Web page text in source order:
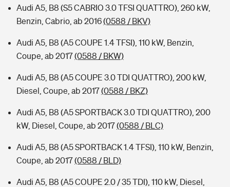
Audi A5, B8 (S5 CABRIO 3.0 TFSI QUATTRO), 260 kW,
Benzin, Cabrio, ab 2016(0588 / BKV)
Audi A5, B8 (A5 COUPE 1.4 TFSI), 110 kW, Benzin,
Coupe, ab 2017(0588 / BKW)
Audi A5, B8 (A5 COUPE 3.0 TDI QUATTRO), 200 kW,
Diesel, Coupe, ab 2017(0588 / BKZ)
Audi A5, B8 (A5 SPORTBACK 3.0 TDI QUATTRO), 200
kW, Diesel, Coupe, ab 2017(0588 / BLC)
Audi A5, B8 (A5 SPORTBACK 1.4 TFSI), 110 kW, Benzin,
Coupe, ab 2017(0588 / BLD)
Audi A5, B8 (A5 COUPE 2.0 / 35 TDI), 110 kW, Diesel,